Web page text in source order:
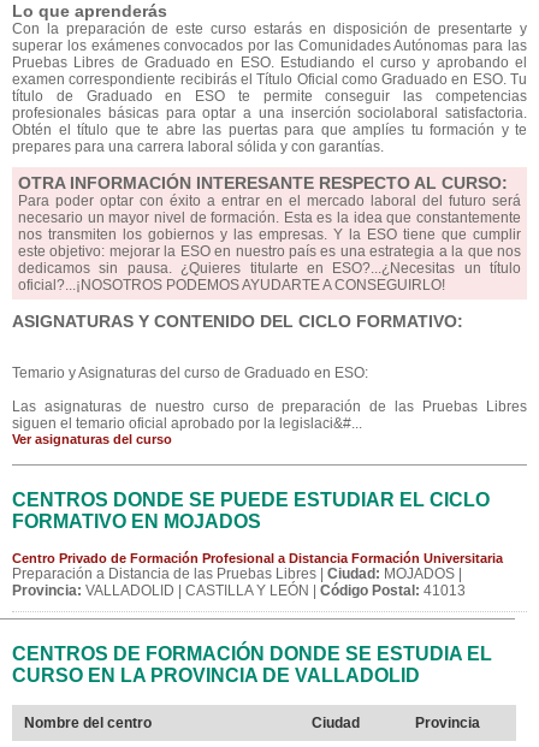
Lo que aprenderás
Con la preparación de este curso estarás en disposición de presentarte y
superar los exámenes convocados por las Comunidades Autónomas para las
Pruebas Libres de Graduado en ESO. Estudiando el curso y aprobando el
examen correspondiente recibirás el Título Oficial como Graduado en ESO. Tu
título de Graduado en ESO te permite conseguir las competencias
profesionales básicas para optar a una inserción sociolaboral satisfactoria.
Obtén el título que te abre las puertas para que amplíes tu formación y te
prepares para una carrera laboral sólida y con garantías.
OTRA INFORMACIÓN INTERESANTE RESPECTO AL CURSO:
Para poder optar con éxito a entrar en el mercado laboral del futuro será
necesario un mayor nivel de formación. Esta es la idea que constantemente
nos transmiten los gobiernos y las empresas. Y la ESO tiene que cumplir
este objetivo: mejorar la ESO en nuestro país es una estrategia a la que nos
dedicamos sin pausa. ¿Quieres titularte en ESO?...¿Necesitas un título
oficial?...¡NOSOTROS PODEMOS AYUDARTE A CONSEGUIRLO!
ASIGNATURAS Y CONTENIDO DEL CICLO FORMATIVO:
Temario y Asignaturas del curso de Graduado en ESO:
Las asignaturas de nuestro curso de preparación de las Pruebas Libres
siguen el temario oficial aprobado por la legislaci&#...
Ver asignaturas del curso
CENTROS DONDE SE PUEDE ESTUDIAR EL CICLO
FORMATIVO EN MOJADOS
Centro Privado de Formación Profesional a Distancia Formación Universitaria
Preparación a Distancia de las Pruebas Libres | Ciudad: MOJADOS |
Provincia: VALLADOLID | CASTILLA Y LEÓN | Código Postal: 41013
CENTROS DE FORMACIÓN DONDE SE ESTUDIA EL
CURSO EN LA PROVINCIA DE VALLADOLID
Nombre del centro Ciudad Provincia